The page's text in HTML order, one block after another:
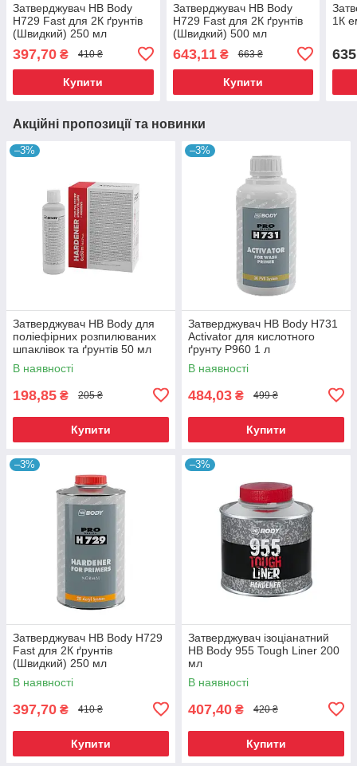
Затверджувач HB Body
H729 Fast для 2К ґрунтів
(Швидкий) 250 мл
397,70 ₴ 410 ₴
Купити
Затверджувач HB Body
H729 Fast для 2К ґрунтів
(Швидкий) 500 мл
643,11₴ 663 ₴
Купити
1К
635
Акційні пропозиції та новинки
–3%
Затверджувач HB Body для
поліефірних розпилюваних
шпаклівок та ґрунтів 50 мл
В наявності
198,85 ₴ 205 ₴
Купити
–3%
Затверджувач HB Body H731
Activator для кислотного
ґрунту P960 1 л
В наявності
484,03 ₴ 499 ₴
Купити
–3%
Затверджувач HB Body H729
Fast для 2К ґрунтів
(Швидкий) 250 мл
В наявності
397,70 ₴ 410 ₴
Купити
–3%
Затверджувач ізоціанатний
HB Body 955 Tough Liner 200
мл
В наявності
407,40 ₴ 420 ₴
Купити